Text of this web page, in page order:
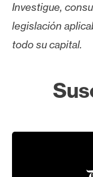
Investigue,
legislación
todo su capital.